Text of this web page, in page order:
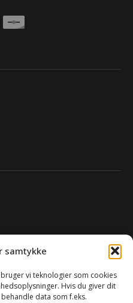
samtykke
vi teknologier som cookies
Hvis du giver dit
data som f.eks.
MEDIER